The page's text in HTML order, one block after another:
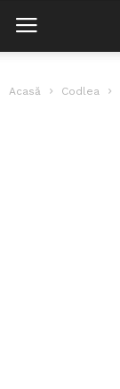
Acasă Codlea